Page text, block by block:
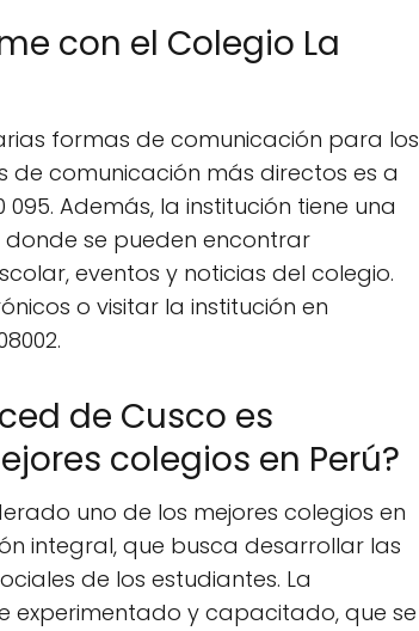
con el Colegio La
formas de comunicación para los
de comunicación más directos es a
Además, la institución tiene una
se pueden encontrar
eventos y noticias del colegio.
o visitar la institución en
de Cusco es
colegios en Perú?
uno de los mejores colegios en
integral, que busca desarrollar las
de los estudiantes. La
experimentado y capacitado, que se